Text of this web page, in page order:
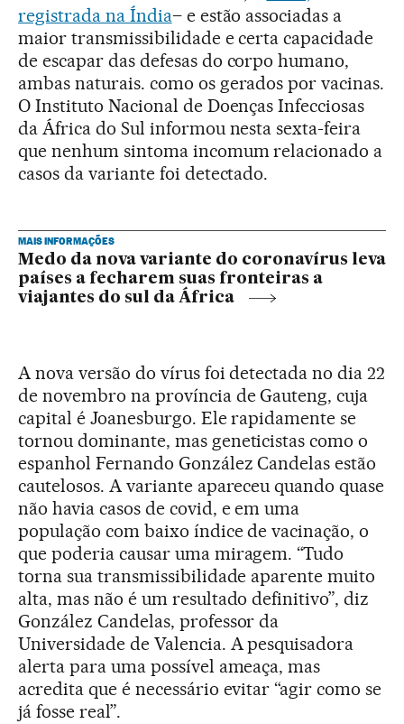
registrada na Índia– e estão associadas a
maior transmissibilidade e certa capacidade
de escapar das defesas do corpo humano,
ambas naturais. como os gerados por vacinas.
O Instituto Nacional de Doenças Infecciosas
da África do Sul informou nesta sexta-feira
que nenhum sintoma incomum relacionado a
casos da variante foi detectado.
MAIS INFORMAÇÕES
Medo da nova variante do coronavírus leva
países a fecharem suas fronteiras a
viajantes do sul da África
A nova versão do vírus foi detectada no dia 22
de novembro na província de Gauteng, cuja
capital é Joanesburgo. Ele rapidamente se
tornou dominante, mas geneticistas como o
espanhol Fernando González Candelas estão
cautelosos. A variante apareceu quando quase
não havia casos de covid, e em uma
população com baixo índice de vacinação, o
que poderia causar uma miragem. “Tudo
torna sua transmissibilidade aparente muito
alta, mas não é um resultado definitivo”, diz
González Candelas, professor da
Universidade de Valencia. A pesquisadora
alerta para uma possível ameaça, mas
acredita que é necessário evitar “agir como se
já fosse real”.